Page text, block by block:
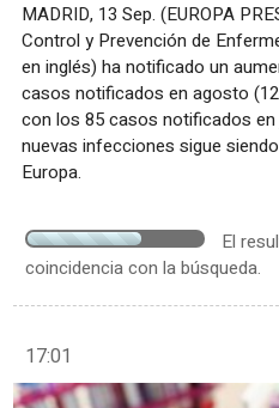
MADRID, 13 Sep. (EUROPA
Control y Prevención de
en inglés) ha notificado un
casos notificados en agosto
con los 85 casos notificados en
nuevas infecciones sigue
Europa.
El
coincidencia con la búsqueda.
17:01